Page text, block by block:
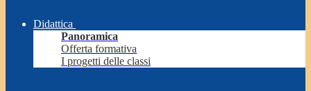
Didattica
Panoramica
Offerta formativa
I progetti delle classi